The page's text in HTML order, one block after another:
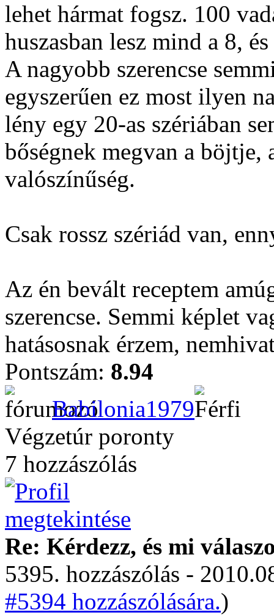
lehet hármat fogsz. 100
huszasban lesz mind a 8,
A nagyobb szerencse
egyszerűen ez most ilyen
lény egy 20-as szériában
bőségnek megvan a
valószínűség.
Csak rossz szériád van,
Az én bevált receptem
szerencse. Semmi képlet
hatásosnak érzem,
Pontszám: 8.94
Babilonia1979
Végzetúr poronty
7 hozzászólás
Re: Kérdezz, és mi
5395. hozzászólás -
#5394 hozzászólására.)